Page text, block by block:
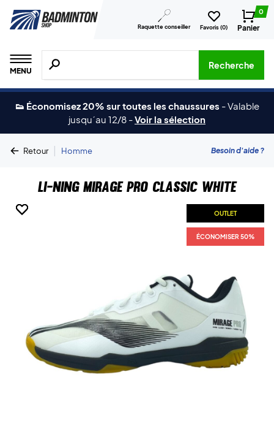
Raquette conseiller Favoris (0)
0
Panier
MENU
Recherche de produits, de marques, etc.
Recherche
👟 Économisez 20% sur toutes les chaussures -Valable
jusqu´au 12/8 -Voir la sélection
Retour | Homme Besoin d'aide ?
Li-Ning Mirage Pro Classic White
OUTLET
ÉCONOMISER 50%
OUTLET
ÉCONOMISER 50%
OUTLET
ÉCONOMISER 50%